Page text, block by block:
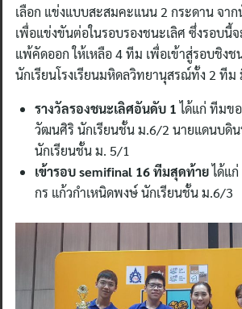
เลือก แข่งแบบสะสมคะแนน 2 กระดาน จา
เพื่อแข่งขันต่อในรอบรองชนะเลิศ ซึ่งรอบนี้
แพ้คัดออก ให้เหลือ 4 ทีม เพื่อเข้าสู่รอบชิงช
นักเรียนโรงเรียนมหิดลวิทยานุสรณ์ทั้ง 2 ที
รางวัลรองชนะเลิศอันดับ 1ได้แก่ ทีมข
วัฒนศิริ นักเรียนชั้น ม.6/2 นายแดนบดิน
นักเรียนชั้น ม. 5/1
เข้ารอบsemifinal 16 ทีมสุดท้ายได้แ
กร แก้วกำเหนิดพงษ์ นักเรียนชั้น ม.6/3